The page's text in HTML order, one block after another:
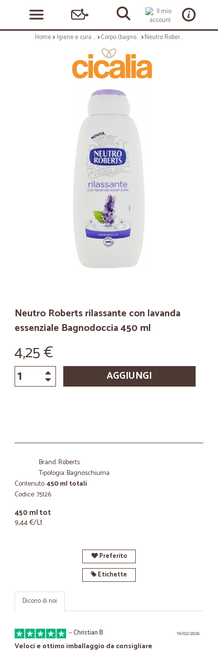
Home Igiene e cura personale Corpo (bagnoschiuma, crema corpo) Neutro Roberts rilassante con lavanda essenziale Bagnodoccia 450 ml
Neutro Roberts rilassante con lavanda
essenziale Bagnodoccia 450 ml
4,25 €
AGGIUNGI
Brand: Roberts
Tipologia: Bagnoschiuma
Contenuto:450 ml totali
Codice: 75126
450 ml tot
9,44 €/Lt
Preferito
Etichette
Dicono di noi
19/02/2026
—Christian B.
Veloci e ottimo imballaggio da consigliare